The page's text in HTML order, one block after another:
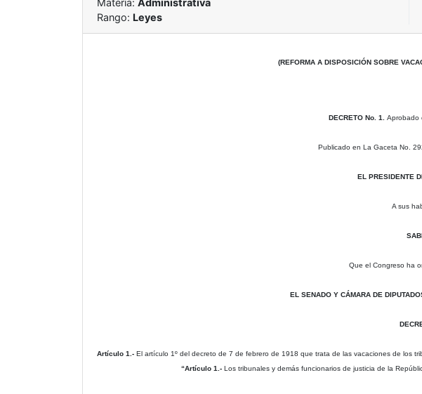
Materia: Administrativa
Rango: Leyes
(REFORMA A DISPOSICIÓN SOBRE
DECRETO No. 1. Aprobado
Publicado en La Gaceta No.
EL PRESIDENTE
A sus
Que el Congreso ha
EL SENADO Y CÁMARA DE
Artículo 1.- El artículo 1º del decreto de 7 de febrero de 1918 que trata de las vacaciones de los
“Artículo 1.- Los tribunales y demás funcionarios de justicia de la